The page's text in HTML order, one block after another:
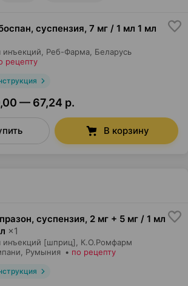
суспензия, 7 мг / 1 мл 1 мл
инъекций, Реб-Фарма , Беларусь
рецепту
— 67,24 р.
В корзину
суспензия, 2 мг + 5 мг / 1 мл
×1
инъекций [шприц],
К.О.Ромфарм
, Румыния • по рецепту